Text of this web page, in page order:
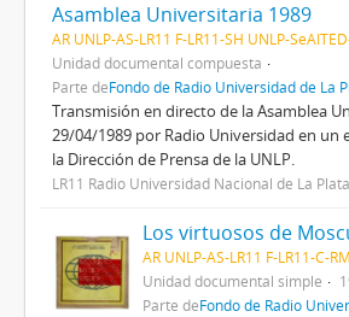
Asamblea Universitaria 1989
AR UNLP-AS-LR11 F-LR11-SH UNLP-
Unidad documental compuesta
Parte deFondo de Radio Universidad de La
Transmisión en directo de la Asamblea
29/04/1989 por Radio Universidad en un
la Dirección de Prensa de la UNLP.
LR11 Radio Universidad Nacional de La Plata
Los virtuosos de
AR UNLP-AS-LR11 F-LR11-C-
Unidad documental simple
Parte deFondo de Radio